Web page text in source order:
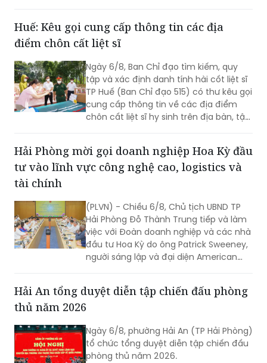
nghìn năm văn hiến.
Huế: Kêu gọi cung cấp thông tin các địa
điểm chôn cất liệt sĩ
Ngày 6/8, Ban Chỉ đạo tìm kiếm, quy
tập và xác định danh tính hài cốt liệt sĩ
TP Huế (Ban Chỉ đạo 515) có thư kêu gọi
cung cấp thông tin về các địa điểm
chôn cất liệt sĩ hy sinh trên địa bàn, tập
và khu vực sông Truồi (xã Lộc An).
Hải Phòng mời gọi doanh nghiệp Hoa Kỳ đầu
tư vào lĩnh vực công nghệ cao, logistics và
tài chính
(PLVN) - Chiều 6/8, Chủ tịch UBND TP
Hải Phòng Đỗ Thành Trung tiếp và làm
việc với Đoàn doanh nghiệp và các nhà
đầu tư Hoa Kỳ do ông Patrick Sweeney,
người sáng lập và đại diện American
tìm hiểu cơ hội đầu tư tại Hải Phòng.
Hải An tổng duyệt diễn tập chiến đấu phòng
thủ năm 2026
Ngày 6/8, phường Hải An (TP Hải Phòng)
tổ chức tổng duyệt diễn tập chiến đấu
phòng thủ năm 2026.